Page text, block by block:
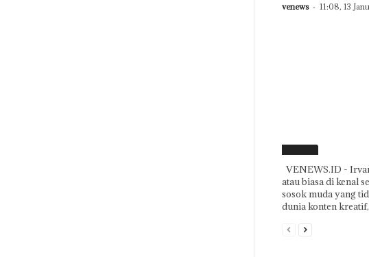
venews - 11:08, 13
VENEWS.ID -
atau biasa di kenal
sosok muda yang
dunia konten